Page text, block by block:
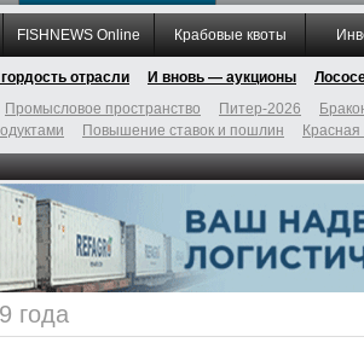
FISHNEWS Online Крабовые квоты
отрасли И вновь — аукционы
Промысловое пространство Питер-2026
Повышение ставок и пошлин
года